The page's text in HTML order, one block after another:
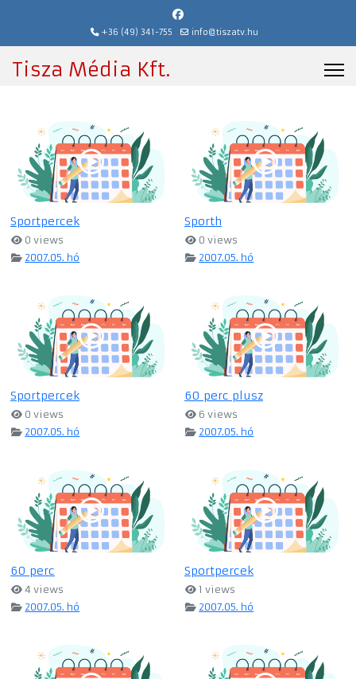
+36 (49) 341-755 info@tiszatv.hu
Tisza Média Kft.
Sportpercek
0 views
2007.05. hó
Sporth
0 views
2007.05. hó
Sportpercek
0 views
2007.05. hó
60 perc plusz
6 views
2007.05. hó
60 perc
4 views
2007.05. hó
Sportpercek
1 views
2007.05. hó